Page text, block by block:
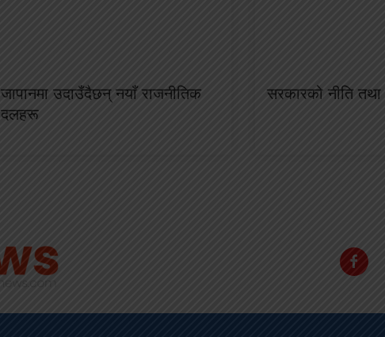
जापानमा उदाउँदैछन् नयाँ राजनीतिक
दलहरू
सरकारको नीति